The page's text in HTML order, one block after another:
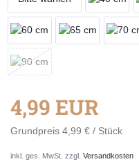
4,99 EUR
Grundpreis 4,99 € / Stück
inkl. ges. MwSt. zzgl. Versandkosten